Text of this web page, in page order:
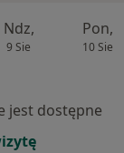
Ndz,
9 Sie
Pon,
10 Sie
jest dostępne